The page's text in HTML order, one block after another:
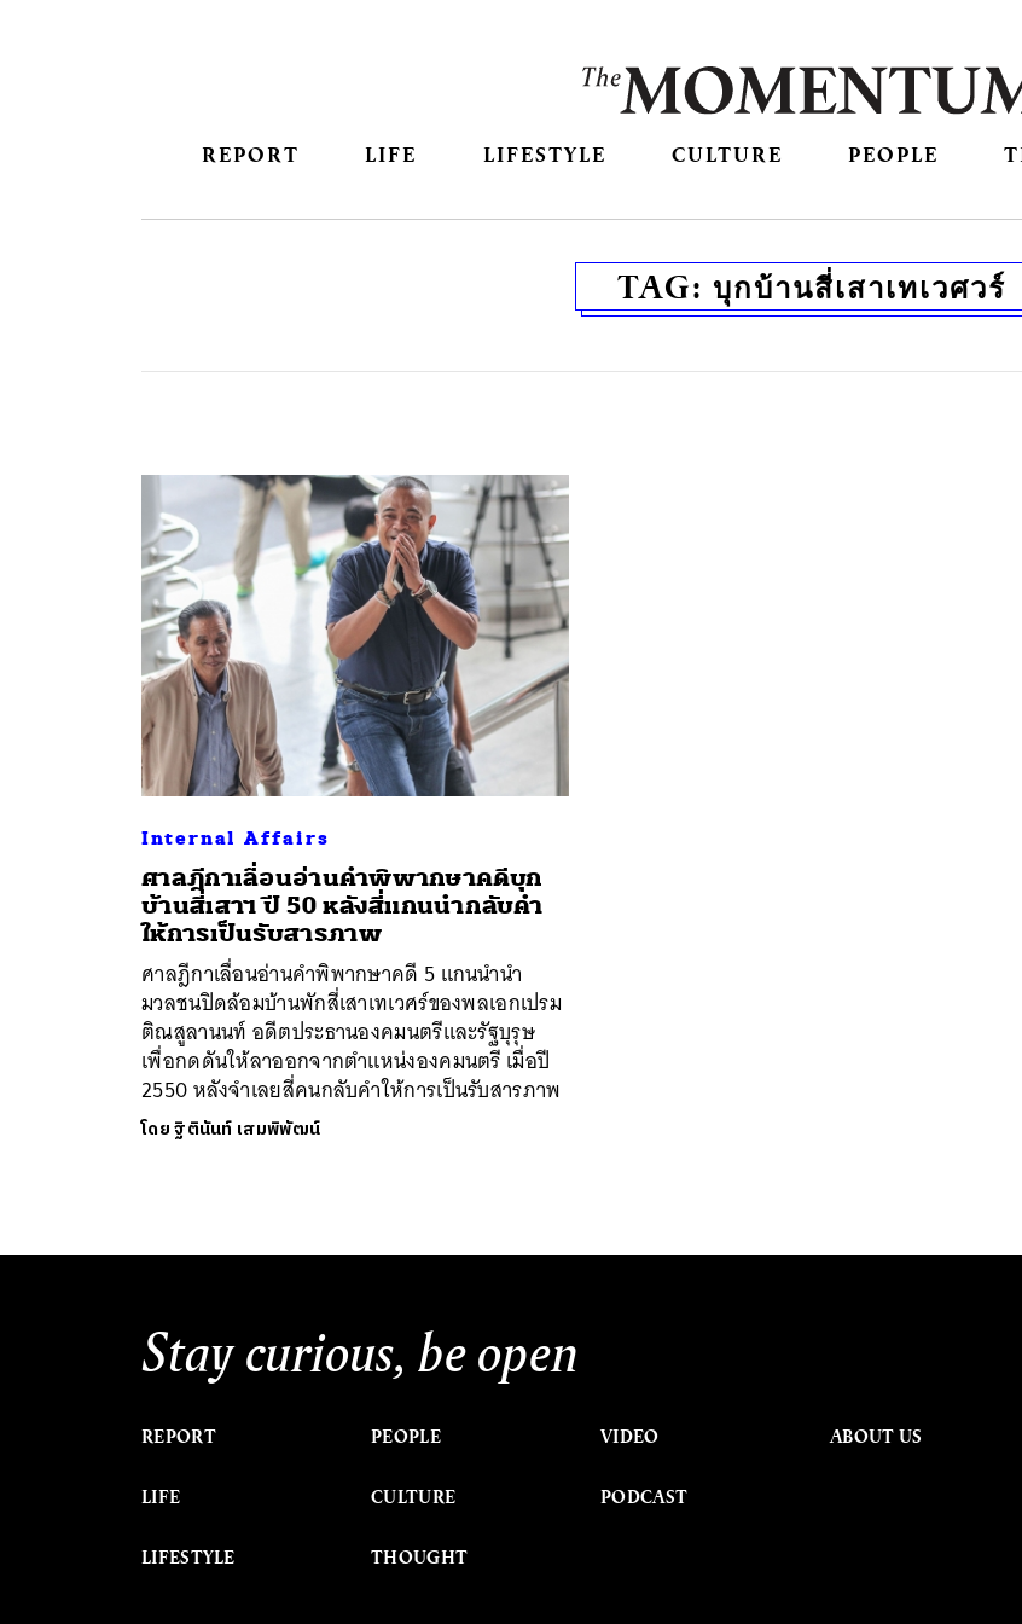
REPORT LIFE LIFESTYLE CULTURE PEOPLE
TAG: บุกบ้านสี่เสาเทเวศวร์
Internal Affairs
ศาลฎีกาเลื่อนอ่านคำพิพากษาคดีบุก
บ้านสี่เสาฯ ปี 50 หลังสี่แกนนำกลับคำ
ให้การเป็นรับสารภาพ
ศาลฎีกาเลื่อนอ่านคำพิพากษาคดี 5 แกนนำนำ
มวลชนปิดล้อมบ้านพักสี่เสาเทเวศร์ของพลเอกเปรม
ติณสูลานนท์ อดีตประธานองคมนตรีและรัฐบุรุษ
เพื่อกดดันให้ลาออกจากตำแหน่งองคมนตรี เมื่อปี
2550 หลังจำเลยสี่คนกลับคำให้การเป็นรับสารภาพ
โดยฐิตินันท์ เสมพิพัฒน์
Stay curious, be open
REPORT
LIFE
LIFESTYLE
PEOPLE
CULTURE
THOUGHT
VIDEO
PODCAST
ABOUT US